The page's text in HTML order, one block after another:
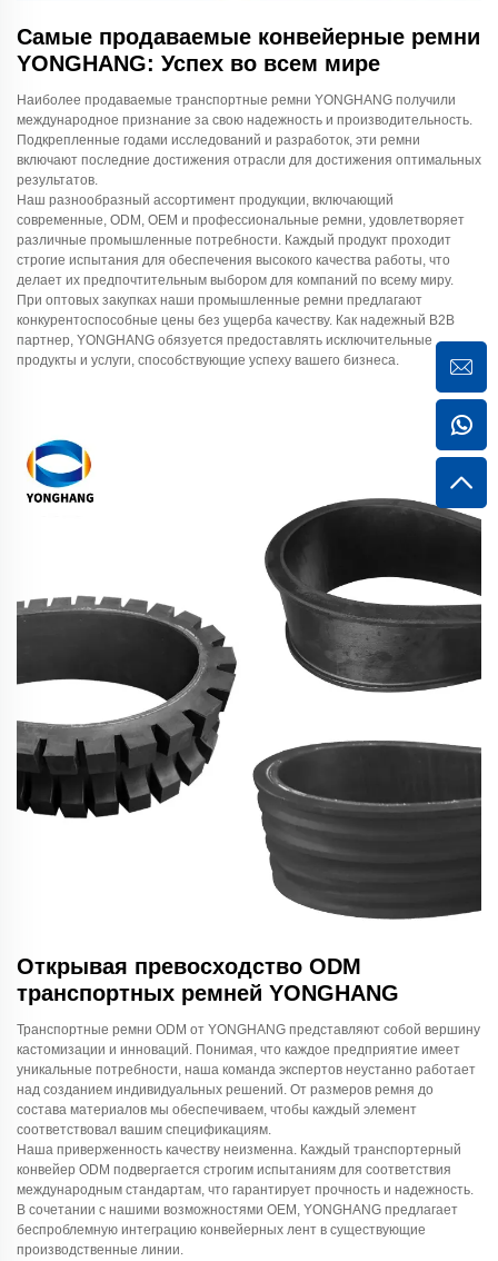
Самые продаваемые конвейерные ремни
YONGHANG: Успех во всем мире
Наиболее продаваемые транспортные ремни YONGHANG получили
международное признание за свою надежность и производительность.
Подкрепленные годами исследований и разработок, эти ремни
включают последние достижения отрасли для достижения оптимальных
результатов.
Наш разнообразный ассортимент продукции, включающий
современные, ODM, OEM и профессиональные ремни, удовлетворяет
различные промышленные потребности. Каждый продукт проходит
строгие испытания для обеспечения высокого качества работы, что
делает их предпочтительным выбором для компаний по всему миру.
При оптовых закупках наши промышленные ремни предлагают
конкурентоспособные цены без ущерба качеству. Как надежный B2B
партнер, YONGHANG обязуется предоставлять исключительные
продукты и услуги, способствующие успеху вашего бизнеса.
Открывая превосходство ODM
транспортных ремней YONGHANG
Транспортные ремни ODM от YONGHANG представляют собой вершину
кастомизации и инноваций. Понимая, что каждое предприятие имеет
уникальные потребности, наша команда экспертов неустанно работает
над созданием индивидуальных решений. От размеров ремня до
состава материалов мы обеспечиваем, чтобы каждый элемент
соответствовал вашим спецификациям.
Наша приверженность качеству неизменна. Каждый транспортерный
конвейер ODM подвергается строгим испытаниям для соответствия
международным стандартам, что гарантирует прочность и надежность.
В сочетании с нашими возможностями OEM, YONGHANG предлагает
беспроблемную интеграцию конвейерных лент в существующие
производственные линии.